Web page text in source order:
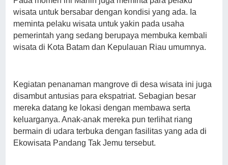
wisata untuk bersabar dengan kondisi yang ada. Ia
meminta pelaku wisata untuk yakin pada usaha
pemerintah yang sedang berupaya membuka kembali
wisata di Kota Batam dan Kepulauan Riau umumnya.
Kegiatan penanaman mangrove di desa wisata ini juga
disambut antusias para ekspatriat. Sebagian besar
mereka datang ke lokasi dengan membawa serta
keluarganya. Anak-anak mereka pun terlihat riang
bermain di udara terbuka dengan fasilitas yang ada di
Ekowisata Pandang Tak Jemu tersebut.